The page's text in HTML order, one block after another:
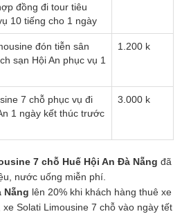
đồng đi tour tiêu
10 tiếng cho 1 ngày
đón tiễn sân
sạn Hội An phục vụ 1
1.200 k
7 chỗ phục vụ đi
1 ngày kết thúc trước
3.000 k
7 chỗ Huế Hội An Đà Nẵng đã
nước uống miễn phí.
Nẵng lên 20% khi khách hàng thuê xe
Solati Limousine 7 chỗ vào ngày tết